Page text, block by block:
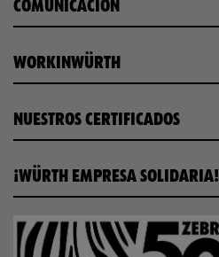
COMUNICACIÓN
WORKINWÜRTH
NUESTROS CERTIFICADOS
¡WÜRTH EMPRESA SOLIDARIA!